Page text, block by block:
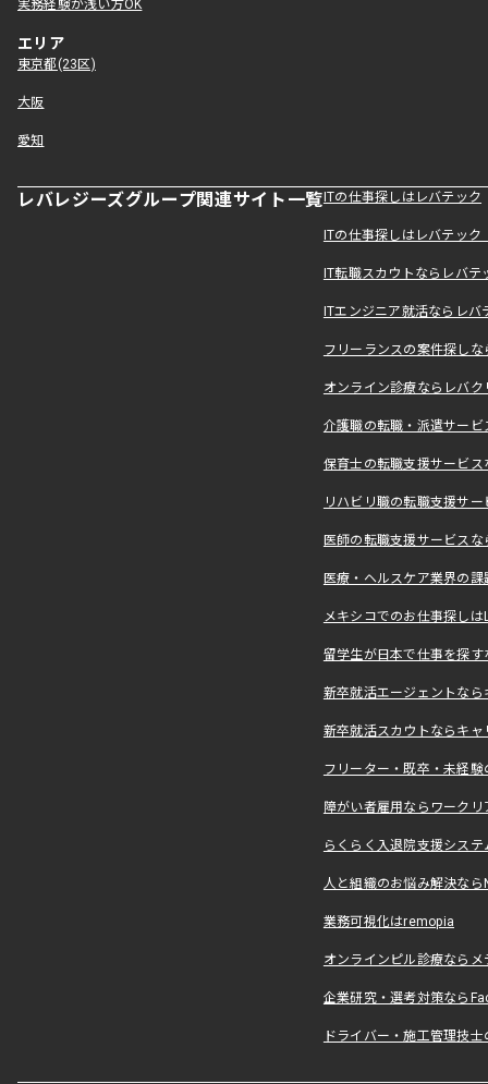
実務経験が浅い方OK
エリア
東京都(23区)
大阪
愛知
レバレジーズグループ関連サイト一覧 ITの仕事探しはレバテック
ITの仕事探しはレバテッ
IT転職スカウトならレバテ
ITエンジニア就活ならレバ
フリーランスの案件探し
オンライン診療ならレバク
介護職の転職・派遣サー
保育士の転職支援サービ
リハビリ職の転職支援サ
医師の転職支援サービス
医療・ヘルスケア業界の
メキシコでのお仕事探し
留学生が日本で仕事を探す
新卒就活エージェントな
新卒就活スカウトならキ
フリーター・既卒・未経
障がい者雇用ならワークリ
らくらく入退院支援シス
人と組織のお悩み解決なら
業務可視化はremopia
オンラインピル診療ならメ
企業研究・選考対策なら
ドライバー・施工管理技